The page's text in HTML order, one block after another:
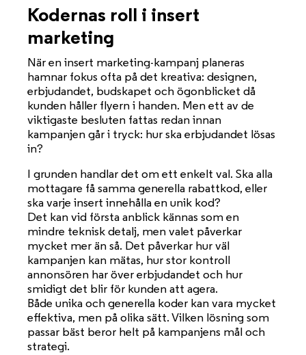
Kodernas roll i insert
marketing
När en insert marketing-kampanj planeras
hamnar fokus ofta på det kreativa: designen,
erbjudandet, budskapet och ögonblicket då
kunden håller flyern i handen. Men ett av de
viktigaste besluten fattas redan innan
kampanjen går i tryck: hur ska erbjudandet lösas
in?
I grunden handlar det om ett enkelt val. Ska alla
mottagare få samma generella rabattkod, eller
ska varje insert innehålla en unik kod?
Det kan vid första anblick kännas som en
mindre teknisk detalj, men valet påverkar
mycket mer än så. Det påverkar hur väl
kampanjen kan mätas, hur stor kontroll
annonsören har över erbjudandet och hur
smidigt det blir för kunden att agera.
Både unika och generella koder kan vara mycket
effektiva, men på olika sätt. Vilken lösning som
passar bäst beror helt på kampanjens mål och
strategi.